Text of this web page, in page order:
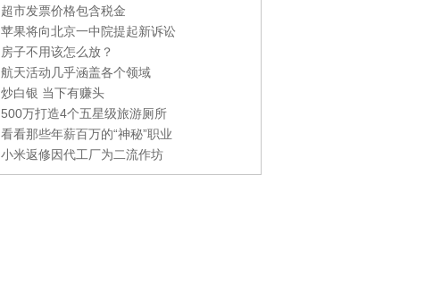
超市发票价格包含税金
苹果将向北京一中院提起新诉讼
房子不用该怎么放？
航天活动几乎涵盖各个领域
炒白银 当下有赚头
500万打造4个五星级旅游厕所
看看那些年薪百万的“神秘”职业
小米返修因代工厂为二流作坊